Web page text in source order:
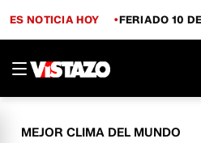
ES NOTICIA HOY FERIADO 10
MEJOR CLIMA DEL MUNDO